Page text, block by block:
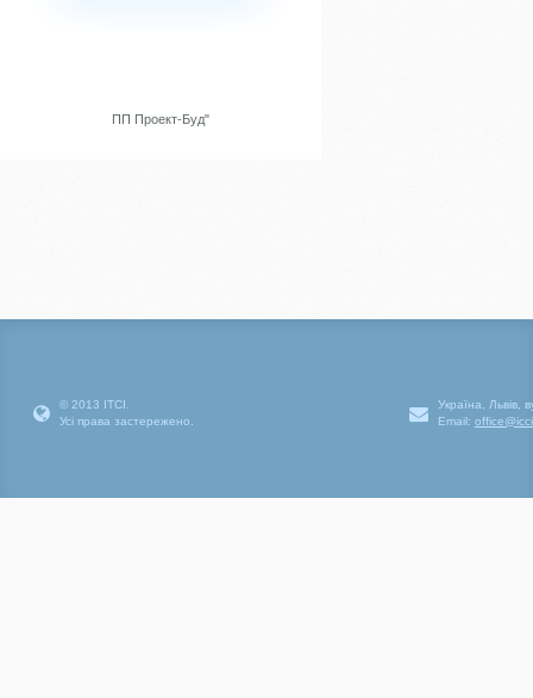
ПП Проект-Буд"
© 2013 ІТСІ.
Усі права застережено.
Україна, Львів,
Email: